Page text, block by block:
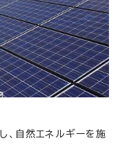
、自然エネルギーを施